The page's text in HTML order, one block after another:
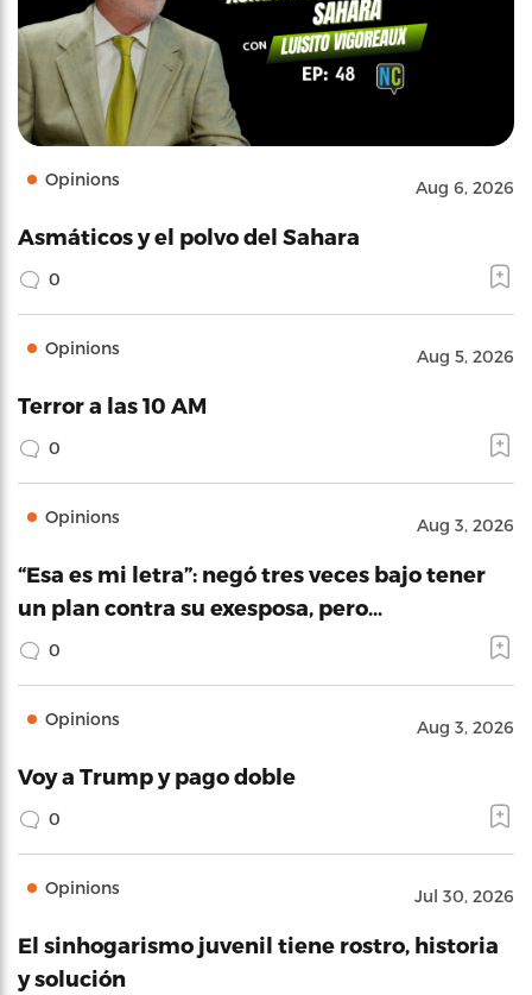
Opinions Aug 6, 2026
Asmáticos y el polvo del Sahara
0
Opinions Aug 5, 2026
Terror a las 10 AM
0
Opinions Aug 3, 2026
“Esa es mi letra”: negó tres veces bajo tener
un plan contra su exesposa, pero…
0
Opinions Aug 3, 2026
Voy a Trump y pago doble
0
Opinions Jul 30, 2026
El sinhogarismo juvenil tiene rostro, historia
y solución